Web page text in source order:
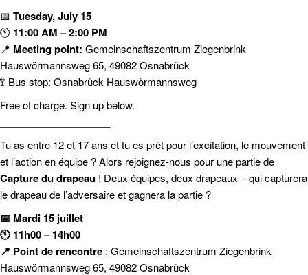
📅 Tuesday, July 15
🕚 11:00 AM – 2:00 PM
📍 Meeting point: Gemeinschaftszentrum Ziegenbrink
Hauswörmannsweg 65, 49082 Osnabrück
🚏 Bus stop: Osnabrück Hauswörmannsweg
Free of charge. Sign up below.
Tu as entre 12 et 17 ans et tu es prêt pour l’excitation, le mouvement
et l’action en équipe ? Alors rejoignez-nous pour une partie de
Capture du drapeau ! Deux équipes, deux drapeaux – qui capturera
le drapeau de l’adversaire et gagnera la partie ?
📅 Mardi 15 juillet
🕚 11h00 – 14h00
📍 Point de rencontre : Gemeinschaftszentrum Ziegenbrink
Hauswörmannsweg 65, 49082 Osnabrück